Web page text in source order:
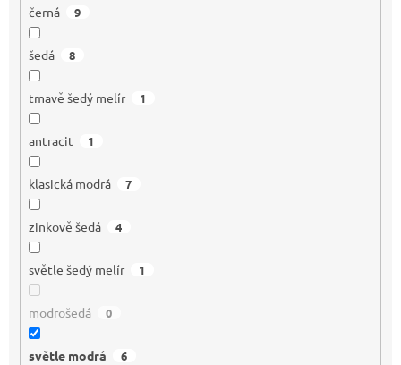
černá 9
šedá 8
tmavě šedý melír 1
antracit 1
klasická modrá 7
zinkově šedá 4
světle šedý melír 1
modrošedá 0
světle modrá 6